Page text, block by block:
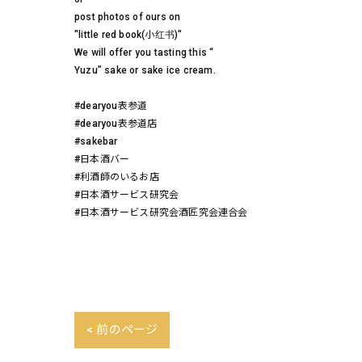
post photos of ours on
"little red book(小红书)"
We will offer you tasting this “
Yuzu” sake or sake ice cream.
#dearyou表参道
#dearyou表参道店
#sakebar
#日本酒バー
#利酒師のいるお店
#日本酒サービス研究会
#日本酒サービス研究会酒匠究会連合会
< 前のページ